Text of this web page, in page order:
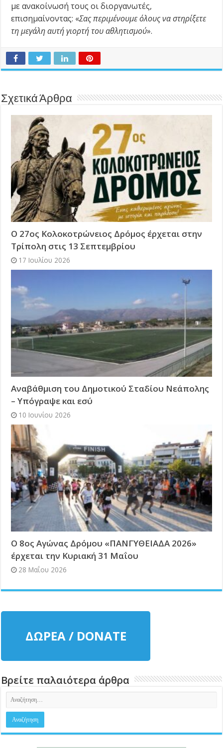
με ανακοίνωσή τους οι διοργανωτές,
επισημαίνοντας: «Σας περιμένουμε όλους να στηρίξετε
τη μεγάλη αυτή γιορτή του αθλητισμού».
Σχετικά Άρθρα
Ο 27ος Κολοκοτρώνειος Δρόμος έρχεται στην
Τρίπολη στις 13 Σεπτεμβρίου
17 Ιουλίου 2026
Αναβάθμιση του Δημοτικού Σταδίου Νεάπολης
– Υπόγραψε και εσύ
10 Ιουνίου 2026
Ο 8ος Αγώνας Δρόμου «ΠΑΝΓYΘΕΙΑΔΑ 2026»
έρχεται την Κυριακή 31 Μαΐου
28 Μαΐου 2026
ΔΩΡΕΑ / DONATE
Βρείτε παλαιότερα άρθρα